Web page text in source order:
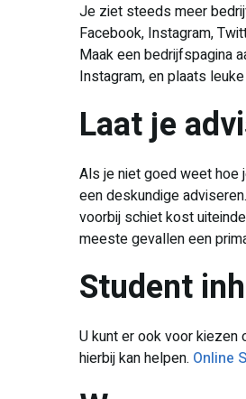
Je ziet steeds meer
Facebook, Instagram,
Maak een bedrijfspagina
Instagram, en plaats
Laat je
Als je niet goed weet hoe
een deskundige
voorbij schiet kost
meeste gevallen een
Student
U kunt er ook voor kiezen
hierbij kan helpen. Online